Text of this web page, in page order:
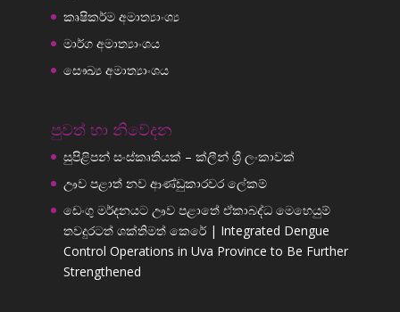
කෘෂිකර්ම අමාත්‍යාංශ්‍ය
මාර්ග අමාත්‍යාංශය
සෞඛ්‍ය අමාත්‍යාංශය
පුවත් හා නිවේදන
සුපිළිපන් සංස්කෘතියක් – ක්ලීන් ශ්‍රී ලංකාවක්
ඌව පළාත් නව ආණ්ඩුකාරවර ලේකම්
ඩෙංගු මර්දනයට ඌව පළාතේ ඒකාබද්ධ මෙහෙයුම්
තවදුරටත් ශක්තිමත් කෙරේ | Integrated Dengue
Control Operations in Uva Province to Be Further
Strengthened